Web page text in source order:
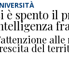
è spento il
del